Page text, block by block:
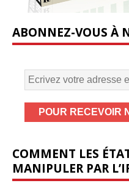
ABONNEZ-VOUS À
COMMENT LES
MANIPULER PAR